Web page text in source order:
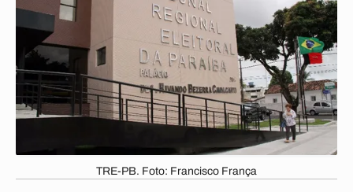
TRE-PB. Foto: Francisco França